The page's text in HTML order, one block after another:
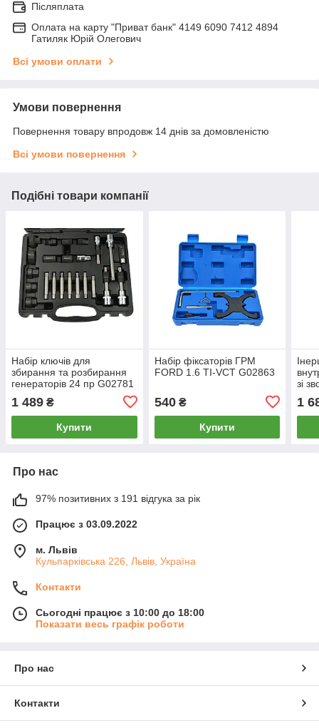
Післяплата
Оплата на карту "Приват банк" 4149 6090 7412 4894
Гатиляк Юрій Олегович
Всі умови оплати
Умови повернення
Повернення товару впродовж 14 днів за домовленістю
Всі умови повернення
Подібні товари компанії
Набір ключів для
збирання та розбирання
генераторів 24 пр G02781
1 489 ₴
Купити
Набір фіксаторів ГРМ
FORD 1.6 TI-VCT G02863
540₴
Купити
зі
1
Про нас
97% позитивних з 191 відгука за рік
Працює з 03.09.2022
м. Львів
Кульпарківська 226, Львів, Україна
Контакти
Сьогодні працює з 10:00 до 18:00
Показати весь графік роботи
Про нас
Контакти